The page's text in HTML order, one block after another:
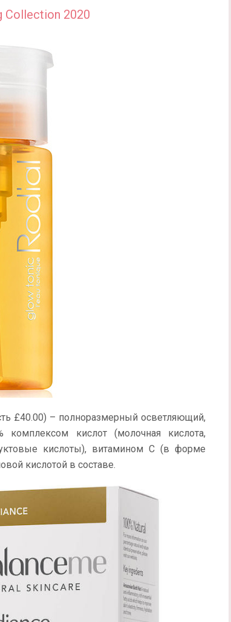
Collection 2020
£40.00) – полноразмерный осветляющий,
кислот (молочная кислота,
кислоты), витамином С (в форме
кислотой в составе.